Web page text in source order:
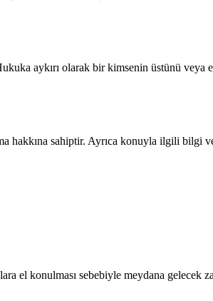
aykırı olarak bir kimsenin üstünü veya
hakkına sahiptir. Ayrıca konuyla ilgili bilgi
el konulması sebebiyle meydana gelecek